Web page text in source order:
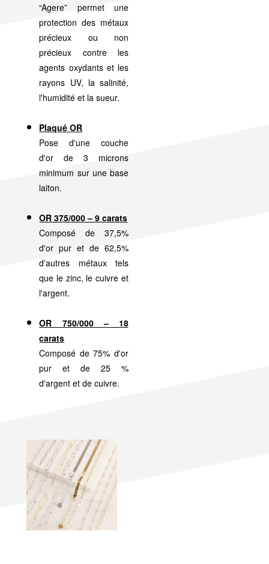
“Agere” permet une
protection des métaux
précieux ou non
précieux contre les
agents oxydants et les
rayons UV, la salinité,
l'humidité et la sueur.
Plaqué OR
Pose d'une couche
d'or de 3 microns
minimum sur une base
laiton.
OR 375/000 – 9 carats
Composé de 37,5%
d'or pur et de 62,5%
d'autres métaux tels
que le zinc, le cuivre et
l'argent.
OR 750/000 – 18
carats
Composé de 75% d'or
pur et de 25 %
d'argent et de cuivre.